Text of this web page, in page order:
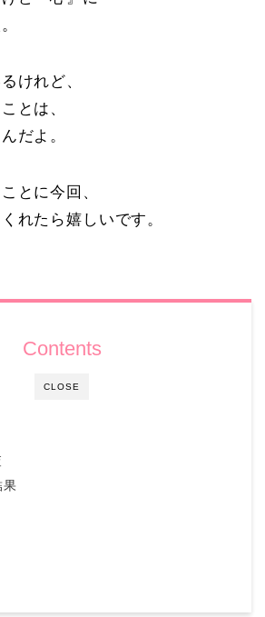
けれど、
とは、
だよ。
とに今回、
れたら嬉しいです。
CLOSE
Contents
果